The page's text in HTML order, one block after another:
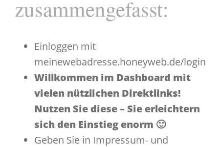
zusammengefasst:
Einloggen mit
meinewebadresse.honeyweb.de/login
Willkommen im Dashboard mit
vielen nützlichen Direktlinks!
Nutzen Sie diese – Sie erleichtern
sich den Einstieg enorm 🙂
Geben Sie in Impressum- und